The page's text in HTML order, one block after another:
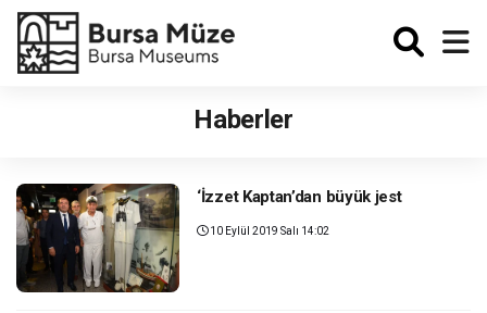
Enabled
Haberler
‘İzzet Kaptan’dan büyük jest
10 Eylül 2019 Salı 14:02